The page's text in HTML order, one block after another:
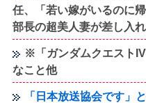
任、「若い嫁がいるのに
部長の超美人妻が差し入
※「ガンダムクエスト
なこと他
「日本放送協会です」